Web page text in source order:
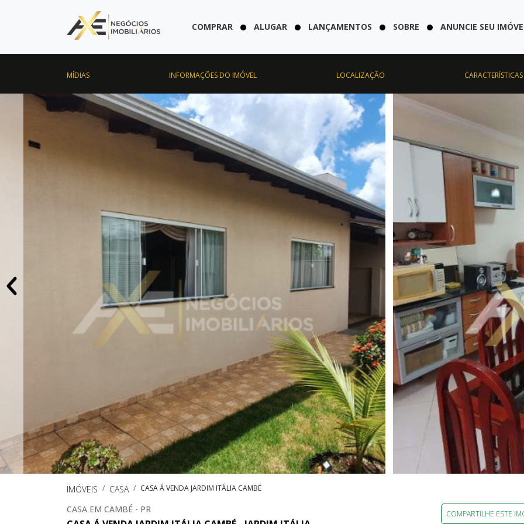
COMPRAR ALUGAR LANÇAMENTOS SOBRE ANUNCIE SEU
MÍDIAS INFORMAÇÕES DO IMÓVEL LOCALIZAÇÃO
IMÓVEIS CASA CASA Á VENDA JARDIM ITÁLIA CAMBÉ
CASA EM CAMBÉ - PR COMPARTILHE ESTE